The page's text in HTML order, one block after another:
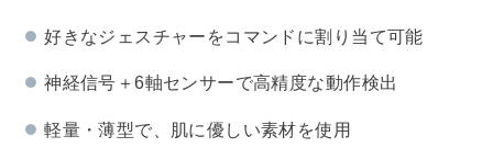
好きなジェスチャーをコマンドに割り当て可能
神経信号＋6軸センサーで高精度な動作検出
軽量・薄型で、肌に優しい素材を使用